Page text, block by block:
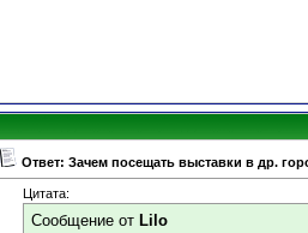
Ответ: Зачем посещать выставки в др.
Цитата:
Сообщение от Lilo